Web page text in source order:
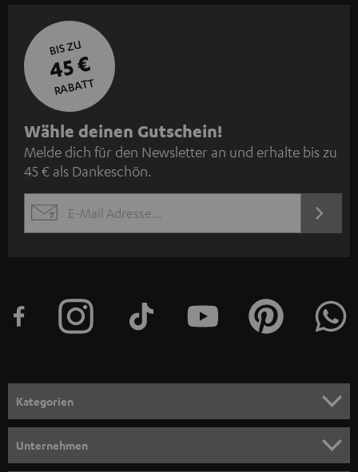
BIS ZU
45 €
RABATT
N
e
w
s
l
e
n
m
e
l
Wähle deinen Gutschein!
Melde dich für den Newsletter an und erhalte bis zu
45 € als Dankeschön.
EMAIL
JETZT
Kategorien
Unternehmen